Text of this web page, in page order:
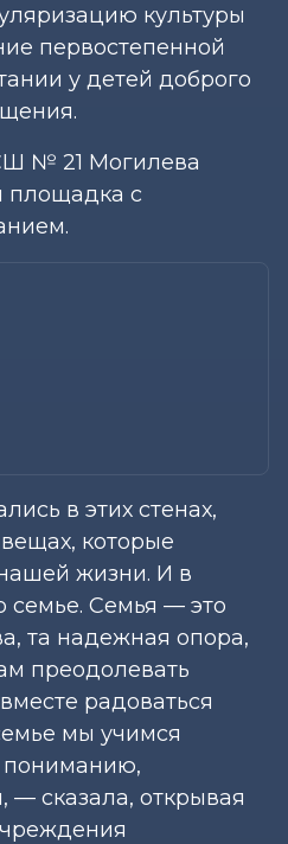
культуры
первостепенной
у детей доброго
№ 21 Могилева
площадка с
в этих стенах,
которые
жизни. И в
Семья — это
та надежная опора,
преодолевать
радоваться
мы учимся
сказала, открывая